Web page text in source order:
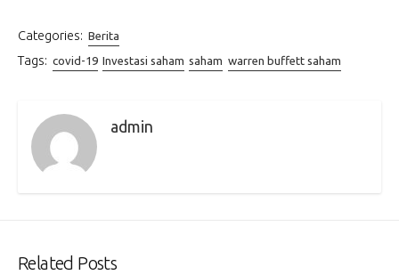
Categories: Berita
Tags: covid-19 Investasi saham saham warren buffett saham
admin
Related Posts